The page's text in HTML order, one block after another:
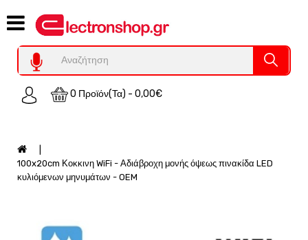
0 Προϊόν(τα) - 0,00€
Category
Υπολογιστες
REFURBISHED
Χειριστήρια
Auto
Παρακολούθηση
100x20cm Κοκκινη WiFi - Αδιάβροχη μονής όψεως πινακίδα LED
κυλιόμενων μηνυμάτων - OEM